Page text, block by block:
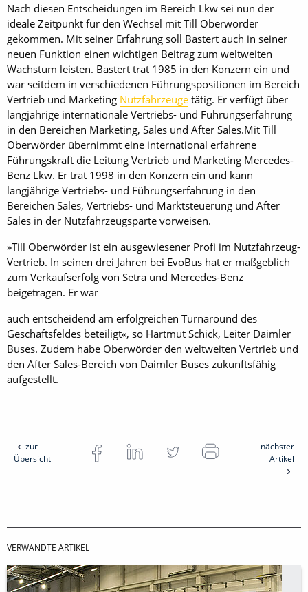
Nach diesen Entscheidungen im Bereich Lkw sei nun der
ideale Zeitpunkt für den Wechsel mit Till Oberwörder
gekommen. Mit seiner Erfahrung soll Bastert auch in seiner
neuen Funktion einen wichtigen Beitrag zum weltweiten
Wachstum leisten. Bastert trat 1985 in den Konzern ein und
war seitdem in verschiedenen Führungspositionen im Bereich
Vertrieb und Marketing Nutzfahrzeuge tätig. Er verfügt über
langjährige internationale Vertriebs- und Führungserfahrung
in den Bereichen Marketing, Sales und After Sales.Mit Till
Oberwörder übernimmt eine ­international erfahrene
Führungskraft die Leitung Vertrieb und Marketing Mercedes-
Benz Lkw. Er trat 1998 in den Konzern ein und kann
langjährige Vertriebs- und Führungserfahrung in den
Bereichen Sales, Vertriebs- und Marktsteuerung und After
Sales in der Nutzfahrzeugsparte vorweisen.
»Till Oberwörder ist ein ausgewiesener Profi im Nutzfahrzeug-
Vertrieb. In seinen drei Jahren bei EvoBus hat er maßgeblich
zum Verkaufserfolg von Setra und Mercedes-Benz
beigetragen. Er war
auch entscheidend am erfolgreichen Turn­around des
Geschäftsfeldes beteiligt«, so Hartmut Schick, Leiter Daimler
Buses. Zudem habe Oberwörder den weltweiten Vertrieb und
den After Sales-Bereich von Daimler Buses zukunftsfähig
aufgestellt.
zur
Übersicht
nächster
Artikel
VERWANDTE ARTIKEL